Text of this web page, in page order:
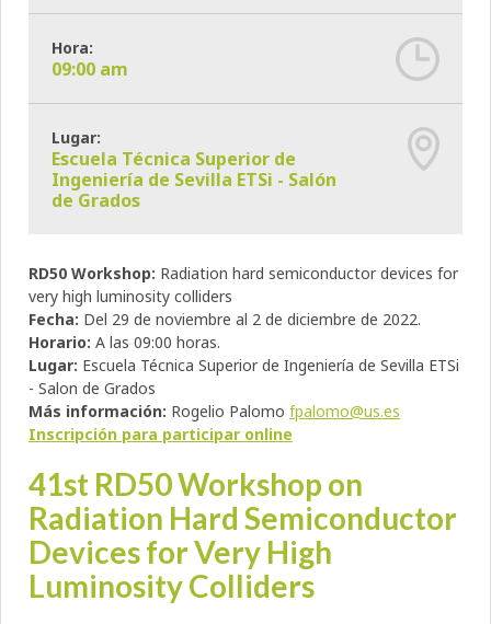
Hora:
09:00 am
Lugar:
Escuela Técnica Superior de
Ingeniería de Sevilla ETSi - Salón
de Grados
RD50 Workshop: Radiation hard semiconductor devices for
very high luminosity colliders
Fecha: Del 29 de noviembre al 2 de diciembre de 2022.
Horario: A las 09:00 horas.
Lugar: Escuela Técnica Superior de Ingeniería de Sevilla ETSi
- Salon de Grados
Más información: Rogelio Palomo fpalomo@us.es
Inscripción para participar online
41st RD50 Workshop on
Radiation Hard Semiconductor
Devices for Very High
Luminosity Colliders